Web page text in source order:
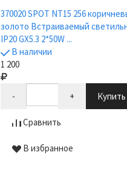
370020 SPOT NT15 256
золото Встраиваемый
IP20 GX5.3 2*50W ...
В наличии
1 200
- + Купить
Сравнить
В избранное